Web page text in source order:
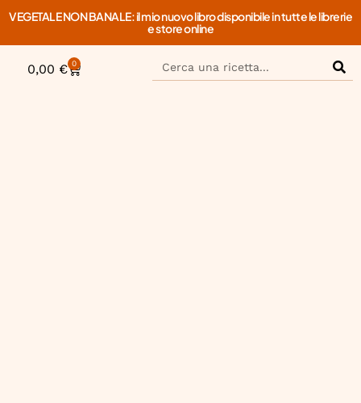
VEGETALE NON BANALE: il mio nuovo libro disponibile in tutte le librerie
e store online
0,00 € 0